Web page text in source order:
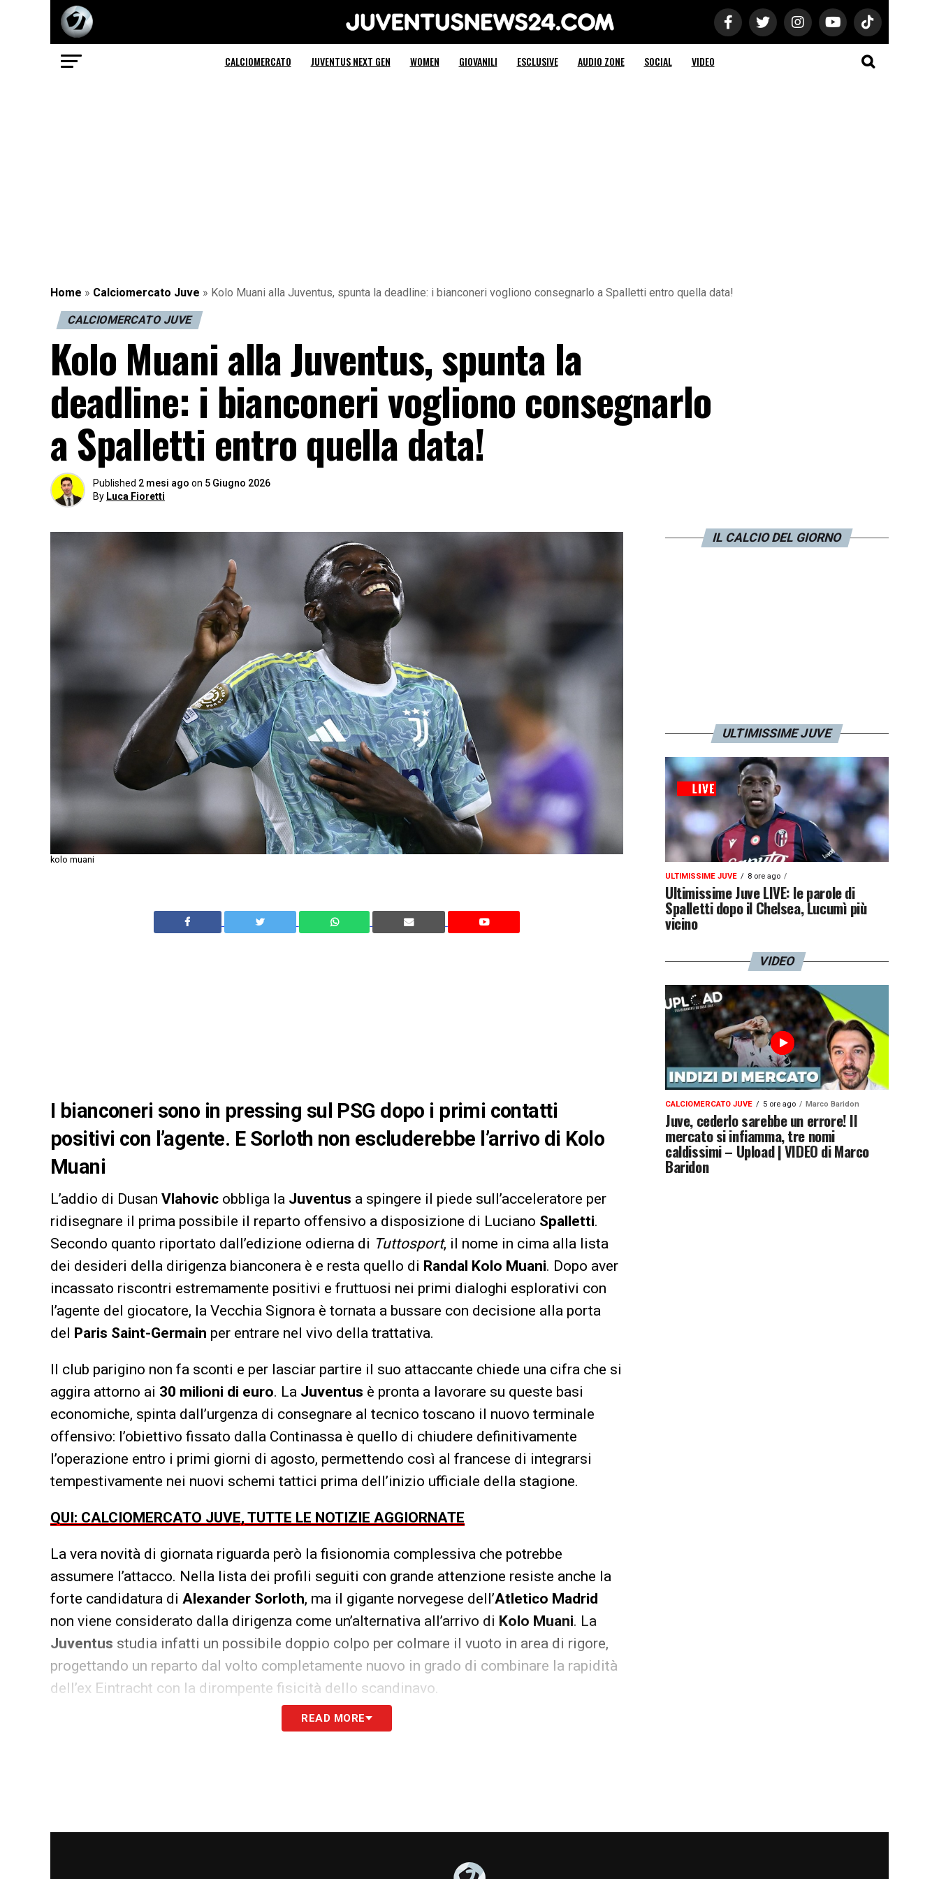
Juventus News 24
CALCIOMERCATO JUVENTUS NEXT GEN WOMEN GIOVANILI ESCLUSIVE AUDIO ZONE SOCIAL VIDEO
Home » Calciomercato Juve » Kolo Muani alla Juventus, spunta la deadline: i bianconeri vogliono consegnarlo a Spalletti entro quella data!
CALCIOMERCATO JUVE
Kolo Muani alla Juventus, spunta la
deadline: i bianconeri vogliono consegnarlo
a Spalletti entro quella data!
Published 2 mesi ago on 5 Giugno 2026
By Luca Fioretti
kolo muani
I bianconeri sono in pressing sul PSG dopo i primi contatti
positivi con l’agente. E Sorloth non escluderebbe l’arrivo di Kolo
Muani
L’addio di Dusan Vlahovic obbliga la Juventus a spingere il piede sull’acceleratore per
ridisegnare il prima possibile il reparto offensivo a disposizione di Luciano Spalletti.
Secondo quanto riportato dall’edizione odierna di Tuttosport, il nome in cima alla lista
dei desideri della dirigenza bianconera è e resta quello di Randal Kolo Muani. Dopo aver
incassato riscontri estremamente positivi e fruttuosi nei primi dialoghi esplorativi con
l’agente del giocatore, la Vecchia Signora è tornata a bussare con decisione alla porta
del Paris Saint-Germain per entrare nel vivo della trattativa.
Il club parigino non fa sconti e per lasciar partire il suo attaccante chiede una cifra che si
aggira attorno ai 30 milioni di euro. La Juventus è pronta a lavorare su queste basi
economiche, spinta dall’urgenza di consegnare al tecnico toscano il nuovo terminale
offensivo: l’obiettivo fissato dalla Continassa è quello di chiudere definitivamente
l’operazione entro i primi giorni di agosto, permettendo così al francese di integrarsi
tempestivamente nei nuovi schemi tattici prima dell’inizio ufficiale della stagione.
QUI: CALCIOMERCATO JUVE, TUTTE LE NOTIZIE AGGIORNATE
La vera novità di giornata riguarda però la fisionomia complessiva che potrebbe
assumere l’attacco. Nella lista dei profili seguiti con grande attenzione resiste anche la
forte candidatura di Alexander Sorloth, ma il gigante norvegese dell’Atletico Madrid
non viene considerato dalla dirigenza come un’alternativa all’arrivo di Kolo Muani. La
Juventus studia infatti un possibile doppio colpo per colmare il vuoto in area di rigore,
progettando un reparto dal volto completamente nuovo in grado di combinare la rapidità
dell’ex Eintracht con la dirompente fisicità dello scandinavo.
READ MORE
IL CALCIO DEL GIORNO
ULTIMISSIME JUVE
ULTIMISSIME JUVE 8 ore ago
Ultimissime Juve LIVE: le parole di
Spalletti dopo il Chelsea, Lucumì più
vicino
VIDEO
CALCIOMERCATO JUVE 5 ore ago Marco Baridon
Juve, cederlo sarebbe un errore! Il
mercato si infiamma, tre nomi
caldissimi – Upload | VIDEO di Marco
Baridon